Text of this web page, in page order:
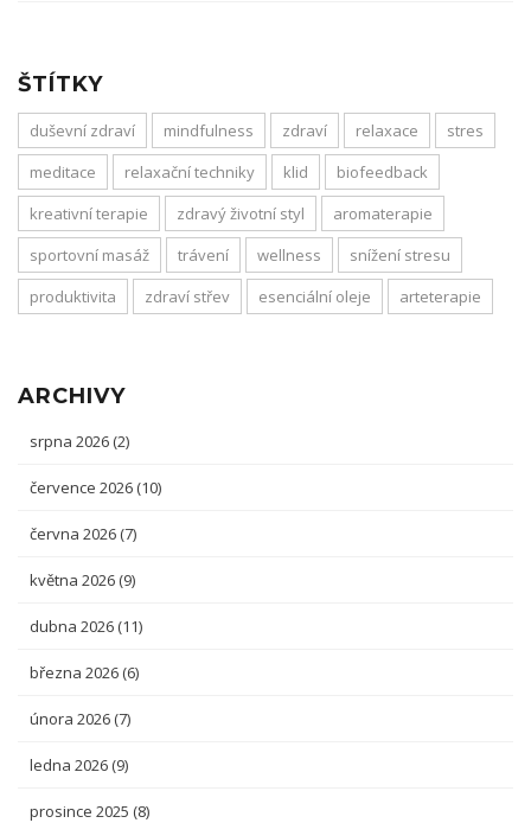
ŠTÍTKY
duševní zdraví mindfulness zdraví relaxace
stres
meditace
relaxační techniky klid
biofeedback
kreativní terapie
zdravý životní styl
aromaterapie
sportovní masáž
trávení wellness
snížení stresu
produktivita
zdraví střev esenciální oleje arteterapie
ARCHIVY
srpna 2026 (2)
července 2026 (10)
června 2026 (7)
května 2026 (9)
dubna 2026 (11)
března 2026 (6)
února 2026 (7)
ledna 2026 (9)
prosince 2025 (8)